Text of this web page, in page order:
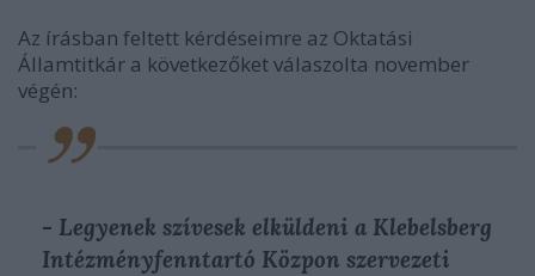
Az írásban feltett kérdéseimre az Oktatási
Államtitkár a következőket válaszolta november
végén:
- Legyenek szívesek elküldeni a Klebelsberg
Intézményfenntartó Közpon szervezeti